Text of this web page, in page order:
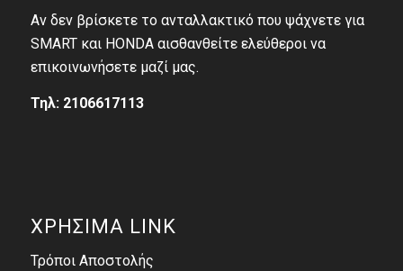
Αν δεν βρίσκετε το ανταλλακτικό που ψάχνετε για
SMART και HONDA αισθανθείτε ελεύθεροι να
επικοινωνήσετε μαζί μας.
Τηλ: 2106617113
ΧΡΗΣΙΜΑ LINK
Τρόποι Αποστολής